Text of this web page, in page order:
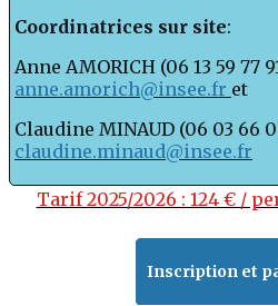
Coordinatrices sur site:
Anne AMORICH (06 13 59 77
anne.amorich@insee.fr et
Claudine MINAUD (06 03 66
claudine.minaud@insee.fr
Tarif 2025/2026 : 124 € /
Inscription et